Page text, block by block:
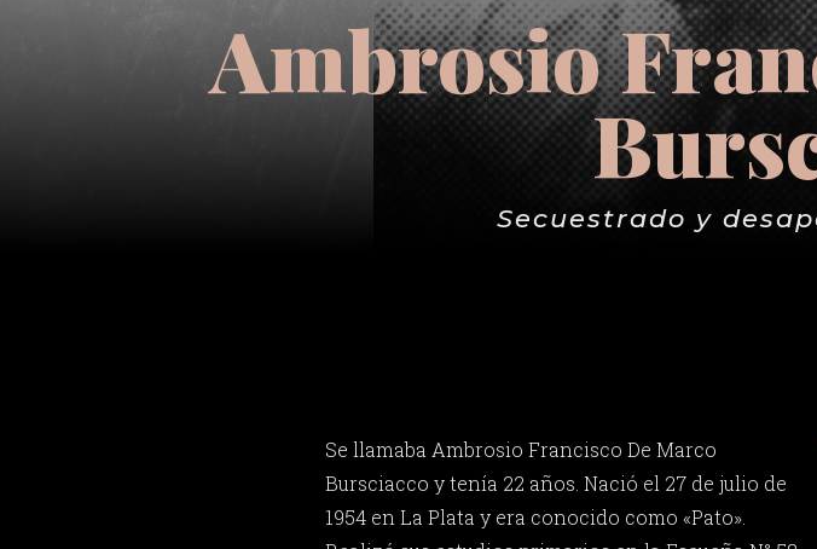
Ambrosio
Secuestrado y
Se llamaba Ambrosio Francisco De Marco
Bursciacco y tenía 22 años. Nació el 27 de julio de
1954 en La Plata y era conocido como «Pato».